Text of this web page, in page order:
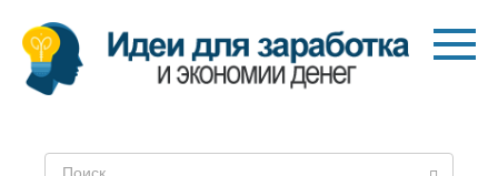
Перейти
контенту